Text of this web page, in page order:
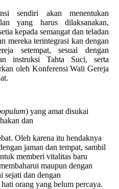
sendiri akan menentukan
yang harus dilaksanakan,
kepada semangat dan teladan
mereka terintegrasi kan dengan
setempat, sesuai dengan
instruksi Tahta Suci, serta
oleh Konferensi Wali Gereja
) yang amat disukai
dan
Oleh karena itu hendaknya
jaman dan tempat, sambil
memberi vitalitas baru
maupun dengan
sejati dan dengan
orang yang belum percaya.